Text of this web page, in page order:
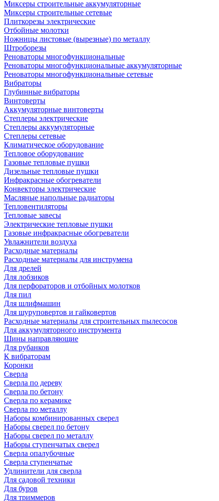
Миксеры строительные аккумуляторные
Миксеры строительные сетевые
Плиткорезы электрические
Отбойные молотки
Ножницы листовые (вырезные) по металлу
Штроборезы
Реноваторы многофункциональные
Реноваторы многофункциональные аккумуляторные
Реноваторы многофункциональные сетевые
Вибраторы
Глубинные вибраторы
Винтоверты
Аккумуляторные винтоверты
Степлеры электрические
Степлеры аккумуляторные
Степлеры сетевые
Климатическое оборудование
Тепловое оборудование
Газовые тепловые пушки
Дизельные тепловые пушки
Инфракрасные обогреватели
Конвекторы электрические
Масляные напольные радиаторы
Тепловентиляторы
Тепловые завесы
Электрические тепловые пушки
Газовые инфракрасные обогреватели
Увлажнители воздуха
Расходные материалы
Расходные материалы для инструмена
Для дрелей
Для лобзиков
Для перфораторов и отбойных молотков
Для пил
Для шлифмашин
Для шуруповертов и гайковертов
Расходные материалы для строительных пылесосов
Для аккумуляторного инструмента
Шины направляющие
Для рубанков
К вибраторам
Коронки
Сверла
Сверла по дереву
Сверла по бетону
Сверла по керамике
Сверла по металлу
Наборы комбинированных сверел
Наборы сверел по бетону
Наборы сверел по металлу
Наборы ступенчатых сверел
Сверла опалубочные
Сверла ступенчатые
Удлинители для сверла
Для садовой техники
Для буров
Для триммеров